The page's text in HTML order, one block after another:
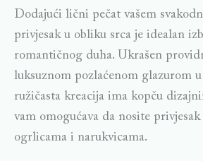
Dodajući lični pečat vašem
privjesak u obliku srca je idealan
romantičnog duha. Ukrašen
luksuznom pozlaćenom glazurom
ružičasta kreacija ima kopču
vam omogućava da nosite
ogrlicama i narukvicama.